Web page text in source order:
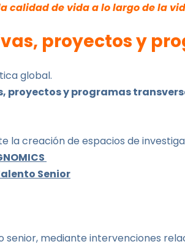
calidad de vida a lo largo de la
proyectos y
global.
proyectos y programas
la creación de espacios de
Senior
senior, mediante intervenciones